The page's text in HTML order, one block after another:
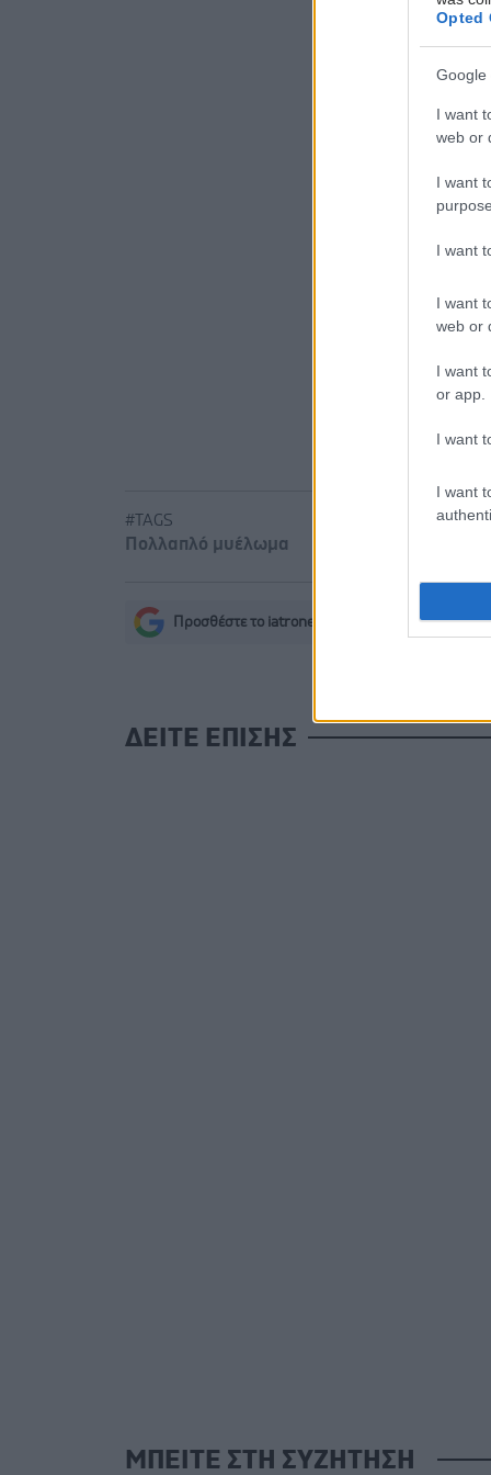
Opted
Google
I want
web or
I want
I want
I want
web or
I want
or app.
I want
I want
έγκριτων
Ειδήσεις
από
Δήμος
#TAGS
Πολλαπλό μυέλωμα
Προσθέστε το iatronet.gr στο Discover
ΔΕΙΤΕ ΕΠΙΣΗΣ
ΜΠΕΙΤΕ ΣΤΗ ΣΥΖΗΤΗΣΗ